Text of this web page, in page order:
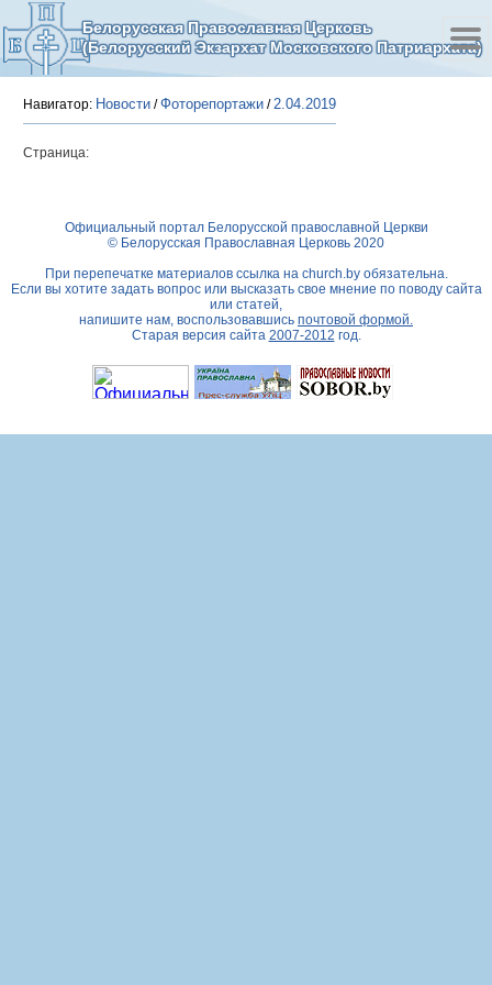
Белорусская Православная Церковь
(Белорусский Экзархат Московского Патриархата)
Навигатор: Новости /Фоторепортажи /2.04.2019
Страница:
Официальный портал Белорусской православной Церкви
© Белорусская Православная Церковь 2020
При перепечатке материалов ссылка на church.byобязательна.
Если вы хотите задать вопрос или высказать свое мнение по поводу сайта
или статей,
напишите нам, воспользовавшись почтовой формой.
Старая версия сайта 2007-2012 год.